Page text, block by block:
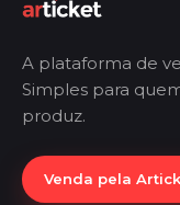
A plataforma de
Simples para
produz.
Venda pela